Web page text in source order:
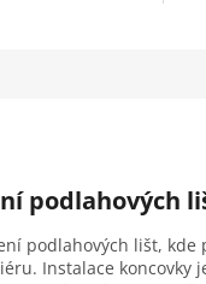
podlahových
podlahových lišt, kde
Instalace koncovky